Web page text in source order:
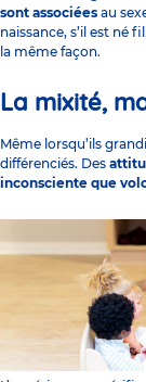
sont associées au
naissance, s’il est né
la même façon.
La mixité,
Même lorsqu’ils
différenciés. Des
inconsciente que